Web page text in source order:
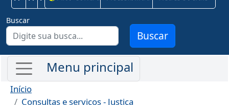
Buscar
Buscar
Início
Consultas e serviços - Justiça